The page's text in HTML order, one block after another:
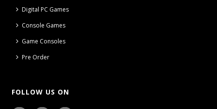
Digital PC Games
Console Games
Game Consoles
Pre Order
FOLLOW US ON